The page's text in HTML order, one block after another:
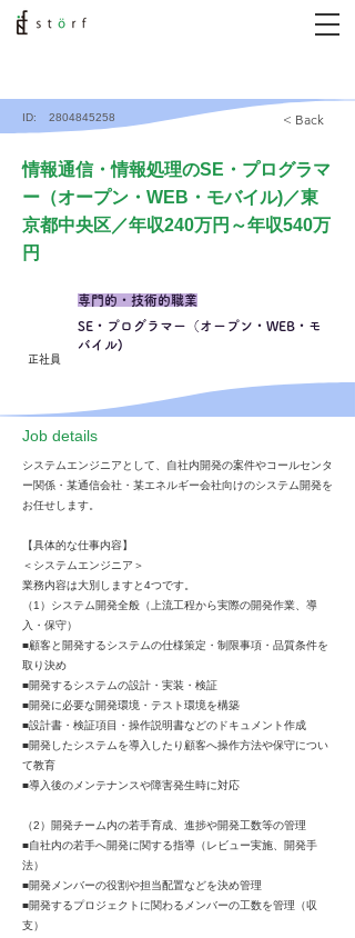
ID: 2804845258 < Back
情報通信・情報処理のSE・プログラマ
ー（オープン・WEB・モバイル)／東
京都中央区／年収240万円～年収540万
円
正社員
専門的・技術的職業
SE・プログラマー（オープン・WEB・モ
バイル)
​Job details
システムエンジニアとして、自社内開発の案件やコールセンタ
ー関係・某通信会社・某エネルギー会社向けのシステム開発を
お任せします。
【具体的な仕事内容】
＜システムエンジニア＞
業務内容は大別しますと4つです。
（1）システム開発全般（上流工程から実際の開発作業、導
入・保守）
■顧客と開発するシステムの仕様策定・制限事項・品質条件を
取り決め
■開発するシステムの設計・実装・検証
■開発に必要な開発環境・テスト環境を構築
■設計書・検証項目・操作説明書などのドキュメント作成
■開発したシステムを導入したり顧客へ操作方法や保守につい
て教育
■導入後のメンテナンスや障害発生時に対応
（2）開発チーム内の若手育成、進捗や開発工数等の管理
■自社内の若手へ開発に関する指導（レビュー実施、開発手
法）
■開発メンバーの役割や担当配置などを決め管理
■開発するプロジェクトに関わるメンバーの工数を管理（収
支）